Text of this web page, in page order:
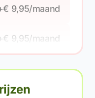
9,95/maand
+€ 9,95/maand